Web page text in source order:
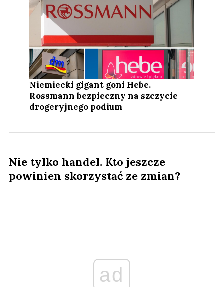
Niemiecki gigant goni Hebe.
Rossmann bezpieczny na szczycie
drogeryjnego podium
Nie tylko handel. Kto jeszcze
powinien skorzystać ze zmian?
ad